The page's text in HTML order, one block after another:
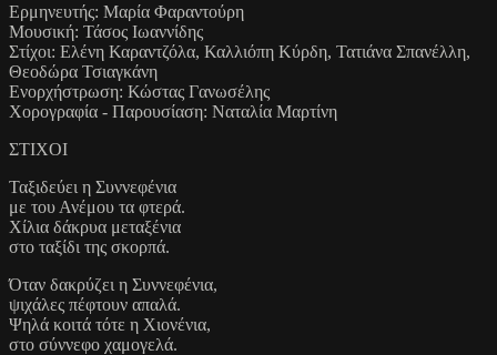
Ερμηνευτής: Μαρία Φαραντούρη
Μουσική: Τάσος Ιωαννίδης
Στίχοι: Ελένη Καραντζόλα, Καλλιόπη Κύρδη, Τατιάνα Σπανέλλη,
Θεοδώρα Τσιαγκάνη
Ενορχήστρωση: Κώστας Γανωσέλης
Χορογραφία - Παρουσίαση: Ναταλία Μαρτίνη
ΣΤΙΧΟΙ
Ταξιδεύει η Συννεφένια
με του Ανέμου τα φτερά.
Χίλια δάκρυα μεταξένια
στο ταξίδι της σκορπά.
Όταν δακρύζει η Συννεφένια,
ψιχάλες πέφτουν απαλά.
Ψηλά κοιτά τότε η Χιονένια,
στο σύννεφο χαμογελά.